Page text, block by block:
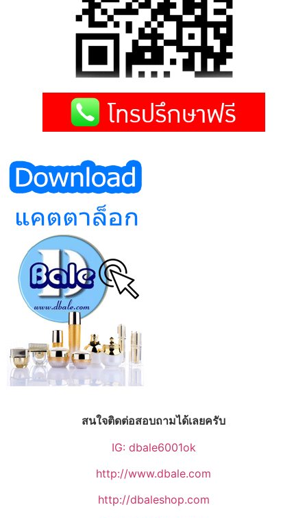
สนใจติดต่อสอบถามได้เลยครับ
IG: dbale6001ok
http://www.dbale.com
http://dbaleshop.com